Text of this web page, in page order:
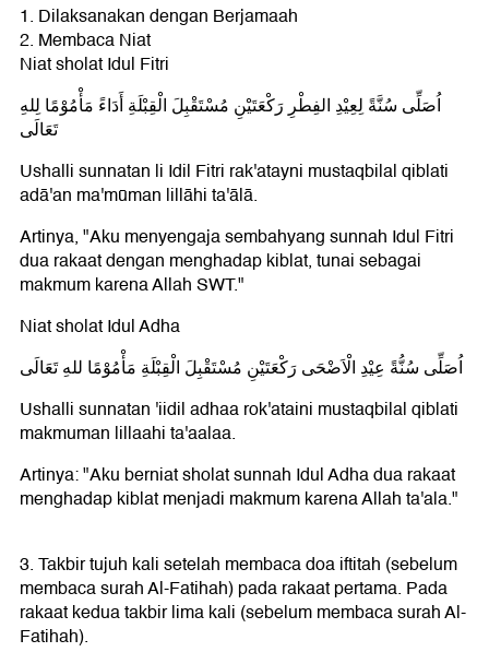
1. Dilaksanakan dengan Berjamaah
2. Membaca Niat
Niat sholat Idul Fitri
اُصَلِّى سُنَّةً لِعِيْدِ الفِطْرِ رَكْعَتَيْنِ مُسْتَقْبِلَ الْقِبْلَةِ أَدَاءً مَأْمُوْمًا لِلهِ
تَعَالَى
Ushalli sunnatan li Idil Fitri rak'atayni mustaqbilal qiblati
adā'an ma'mūman lillāhi ta'ālā.
Artinya, "Aku menyengaja sembahyang sunnah Idul Fitri
dua rakaat dengan menghadap kiblat, tunai sebagai
makmum karena Allah SWT."
Niat sholat Idul Adha
اُصَلِّى سُنُّةً عِيْدِ الْاَضْحَى رَكْعَتَيْنِ مُسْتَقْبِلَ الْقِبْلَةِ مَأْمُوْمًا للهِ تَعَالَى
Ushalli sunnatan 'iidil adhaa rok'ataini mustaqbilal qiblati
makmuman lillaahi ta'aalaa.
Artinya: "Aku berniat sholat sunnah Idul Adha dua rakaat
menghadap kiblat menjadi makmum karena Allah ta'ala."
3. Takbir tujuh kali setelah membaca doa iftitah (sebelum
membaca surah Al-Fatihah) pada rakaat pertama. Pada
rakaat kedua takbir lima kali (sebelum membaca surah Al-
Fatihah).